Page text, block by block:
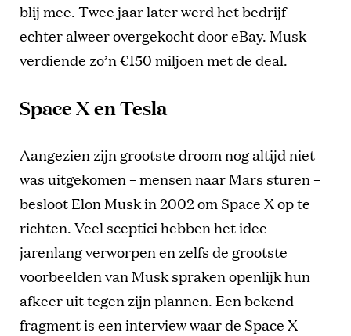
blij mee. Twee jaar later werd het bedrijf
echter alweer overgekocht door eBay. Musk
verdiende zo’n €150 miljoen met de deal.
Space X en Tesla
Aangezien zijn grootste droom nog altijd niet
was uitgekomen – mensen naar Mars sturen –
besloot Elon Musk in 2002 om Space X op te
richten. Veel sceptici hebben het idee
jarenlang verworpen en zelfs de grootste
voorbeelden van Musk spraken openlijk hun
afkeer uit tegen zijn plannen. Een bekend
fragment is een interview waar de Space X